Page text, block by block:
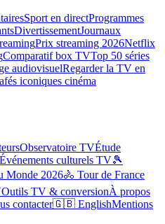
Sport en directProgrammes
DivertissementJournaux
Prix streaming 2026Netflix
Comparatif box TVTop 50 séries
audiovisuelRegarder la TV en
iconiques cinéma
Observatoire TVÉtude
Événements culturels TV🎾
Monde 2026🚴 Tour de France
Outils TV & conversionÀ propos
contacter🇬🇧 EnglishMentions